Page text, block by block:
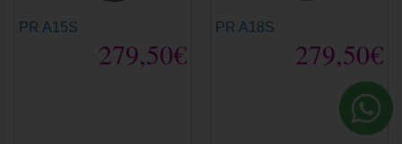
PR A15S
279,50€
PR A18S
279,50€